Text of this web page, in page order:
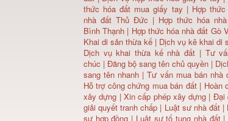
thức hóa đất mua giấy tay | Hợp thức
nhà đất Thủ Đức | Hợp thức hóa
Bình Thạnh | Hợp thức hóa nhà đất Gò
Khai di sản thừa kế | Dịch vụ kê khai di
Dịch vụ khai thừa kế nhà đất | Tư
chúc | Đăng bộ sang tên chủ quyền |
sang tên nhanh |Tư vấn mua bán nhà
Hỗ trợ công chứng mua bán đất | Hoàn
xây dựng | Xin cấp phép xây dựng | Đại
giải quyết tranh chấp | Luật sư nhà đất|
sư hợp đồng | Luật sư tố tụng nhà đất |